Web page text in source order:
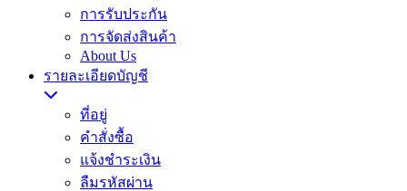
การรับประกัน
การจัดส่งสินค้า
About Us
รายละเอียดบัญชี
ที่อยู่
คำสั่งซื้อ
แจ้งชำระเงิน
ลืมรหัสผ่าน